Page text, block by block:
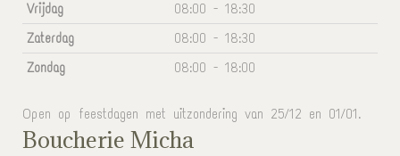
Vrijdag
08:00 - 18:30
Zaterdag
08:00 - 18:30
Zondag
08:00 - 18:00
Open op feestdagen met uitzondering van 25/12 en 01/01.
Boucherie Micha